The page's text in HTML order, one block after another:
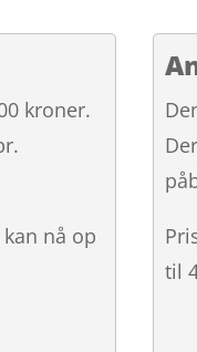
kroner.
nå op
til